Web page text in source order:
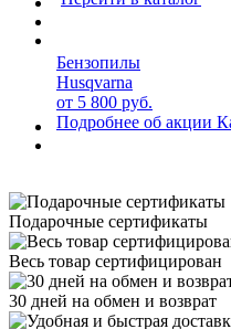
Бензопилы
Husqvarna
от 5 800 руб.
Подробнее об акции
Подарочные сертификаты
Весь товар сертифицирован
30 дней на обмен и возврат